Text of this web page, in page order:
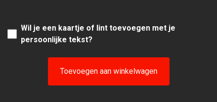
Wil je een kaartje of lint toevoegen met je
persoonlijke tekst?
Toevoegen aan winkelwagen